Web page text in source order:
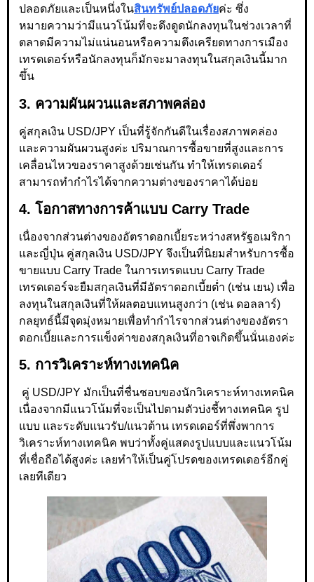
ปลอดภัยและเป็นหนึ่งในสินทรัพย์ปลอดภัยค่ะ ซึ่ง
หมายความว่ามีแนวโน้มที่จะดึงดูดนักลงทุนในช่วงเวลาที่
ตลาดมีความไม่แน่นอนหรือความตึงเครียดทางการเมือง
เทรดเดอร์หรือนักลงทุนก็มักจะมาลงทุนในสกุลเงินนี้มาก
ขึ้น
3. ความผันผวนและสภาพคล่อง
คู่สกุลเงิน USD/JPY เป็นที่รู้จักกันดีในเรื่องสภาพคล่อง
และความผันผวนสูงค่ะ ปริมาณการซื้อขายที่สูงและการ
เคลื่อนไหวของราคาสูงด้วยเช่นกัน ทำให้เทรดเดอร์
สามารถทำกำไรได้จากความต่างของราคาได้บ่อย
4. โอกาสทางการค้าแบบ Carry Trade
เนื่องจากส่วนต่างของอัตราดอกเบี้ยระหว่างสหรัฐอเมริกา
และญี่ปุ่น คู่สกุลเงิน USD/JPY จึงเป็นที่นิยมสำหรับการซื้อ
ขายแบบ Carry Trade ในการเทรดแบบ Carry Trade
เทรดเดอร์จะยืมสกุลเงินที่มีอัตราดอกเบี้ยต่ำ (เช่น เยน) เพื่อ
ลงทุนในสกุลเงินที่ให้ผลตอบแทนสูงกว่า (เช่น ดอลลาร์)
กลยุทธ์นี้มีจุดมุ่งหมายเพื่อทำกำไรจากส่วนต่างของอัตรา
ดอกเบี้ยและการแข็งค่าของสกุลเงินที่อาจเกิดขึ้นนั่นเองค่ะ
5. การวิเคราะห์ทางเทคนิค
คู่ USD/JPY มักเป็นที่ชื่นชอบของนักวิเคราะห์ทางเทคนิค
เนื่องจากมีแนวโน้มที่จะเป็นไปตามตัวบ่งชี้ทางเทคนิค รูป
แบบ และระดับแนวรับ/แนวต้าน เทรดเดอร์ที่พึ่งพาการ
วิเคราะห์ทางเทคนิค พบว่าทั้งคู่แสดงรูปแบบและแนวโน้ม
ที่เชื่อถือได้สูงค่ะ เลยทำให้เป็นคู่โปรดของเทรดเดอร์อีกคู่
เลยทีเดียว